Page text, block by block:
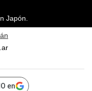
Japón.
en